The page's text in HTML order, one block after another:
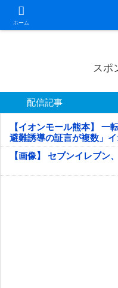
ホーム日本第一！ニュー
スポ
配信記事
【イオンモール熊本】 一
避難誘導の証言が複数」
疑い
【画像】 セブンイレブン